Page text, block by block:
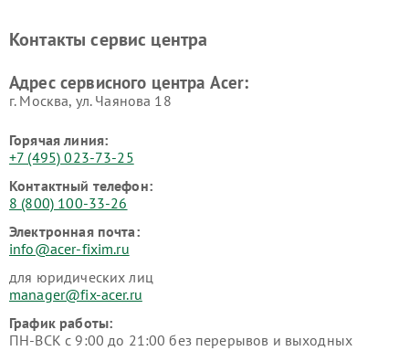
Контакты сервис центра
Адрес сервисного центра Acer:
г. Москва, ул. Чаянова 18
Горячая линия:
+7 (495) 023-73-25
Контактный телефон:
8 (800) 100-33-26
Электронная почта:
info@acer-fixim.ru
для юридических лиц
manager@fix-acer.ru
График работы:
ПН-ВСК с 9:00 до 21:00 без перерывов и выходных